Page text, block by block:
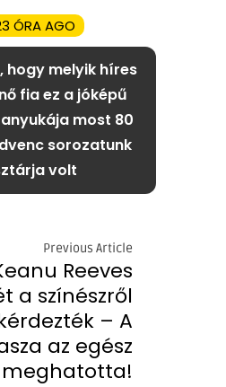
ÓRA AGO
hogy melyik híres
fia ez a jóképű
most 80
sorozatunk
volt
Previous Article
Reeves
a színészről
– A
az egész